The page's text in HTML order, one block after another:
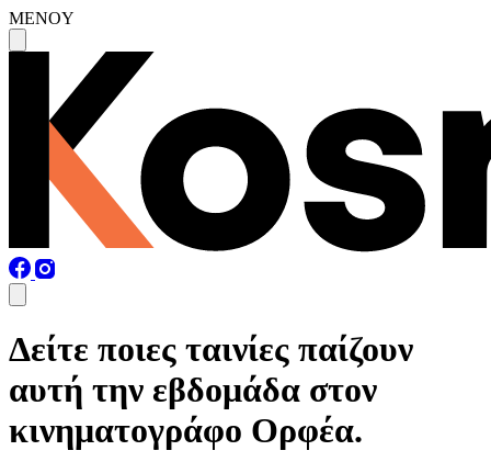
MENOY
Δείτε ποιες ταινίες παίζουν
αυτή την εβδομάδα στον
κινηματογράφο Ορφέα.